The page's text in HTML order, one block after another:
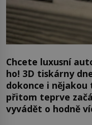
Chcete luxusní
ho! 3D tiskárny
dokonce i
přitom teprve
vyvádět o hodně